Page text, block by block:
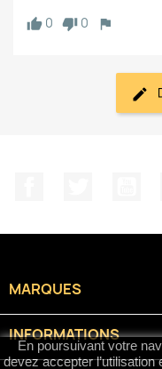
0
0
MARQUES
INFORMATIONS
En poursuivant votre
devez accepter